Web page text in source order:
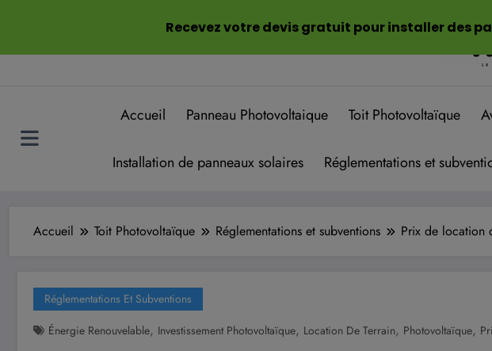
Accueil Panneau Photovoltaique Toit Photovoltaïque
Installation de panneaux solaires Réglementations et
Accueil Toit Photovoltaïque Réglementations et subventions Prix de location
Réglementations Et Subventions
Énergie Renouvelable, Investissement Photovoltaïque, Location De Terrain, Photovoltaïque,
Recevez votre devis gratuit pour installer des